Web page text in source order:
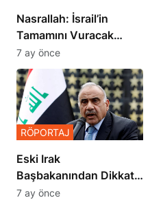
Nasrallah: İsrail’in
Tamamını Vuracak
Güçteyiz
7 ay önce
Eski Irak
Başbakanından Dikkat
Çeken Açıklamalar
RÖPORTAJ
7 ay önce